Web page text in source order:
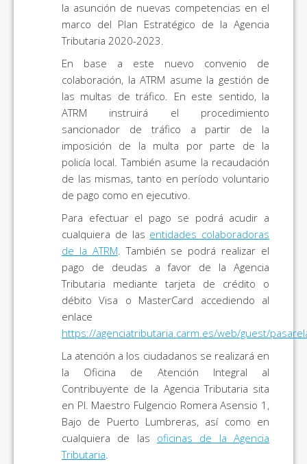
la asunción de nuevas competencias en el
marco del Plan Estratégico de la Agencia
Tributaria 2020-2023.
En base a este nuevo convenio de
colaboración, la ATRM asume la gestión de
las multas de tráfico. En este sentido, la
ATRM instruirá el procedimiento
sancionador de tráfico a partir de la
imposición de la multa por parte de la
policía local. También asume la recaudación
de las mismas, tanto en período voluntario
de pago como en ejecutivo.
Para efectuar el pago se podrá acudir a
cualquiera de las entidades colaboradoras
de la ATRM. También se podrá realizar el
pago de deudas a favor de la Agencia
Tributaria mediante tarjeta de crédito o
débito Visa o MasterCard accediendo al
enlace
https://agenciatributaria.carm.es/web/guest/
La atención a los ciudadanos se realizará en
la Oficina de Atención Integral al
Contribuyente de la Agencia Tributaria sita
en Pl. Maestro Fulgencio Romera Asensio 1,
Bajo de Puerto Lumbreras, así como en
cualquiera de las oficinas de la Agencia
Tributaria.